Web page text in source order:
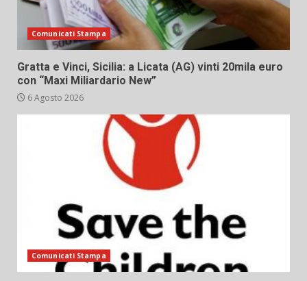
Comunicati Stampa
Gratta e Vinci, Sicilia: a Licata (AG) vinti 20mila euro
con “Maxi Miliardario New”
6 Agosto 2026
Comunicati Stampa